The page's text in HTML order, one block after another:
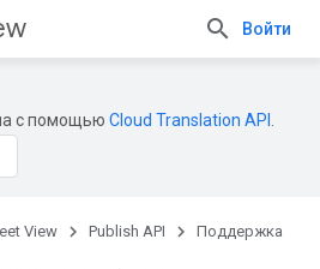
Войти
с помощью Cloud Translation API
View Publish API Поддержка